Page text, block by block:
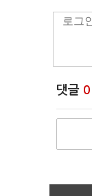
댓글 0